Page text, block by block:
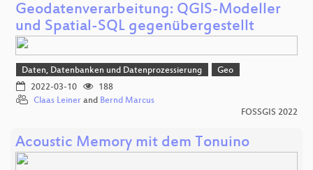
Geodatenverarbeitung: QGIS-Modeller
und Spatial-SQL gegenübergestellt
Daten, Datenbanken und Datenprozessierung
Geo
2022-03-10
188
Claas Leiner and Bernd Marcus
FOSSGIS 2022
Acoustic Memory mit dem Tonuino